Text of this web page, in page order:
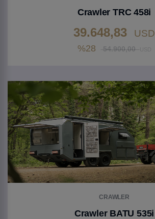
Crawler TRC 458i
39.648,83 USD
%28 54.900,00
CRAWLER
Crawler BATU 535i